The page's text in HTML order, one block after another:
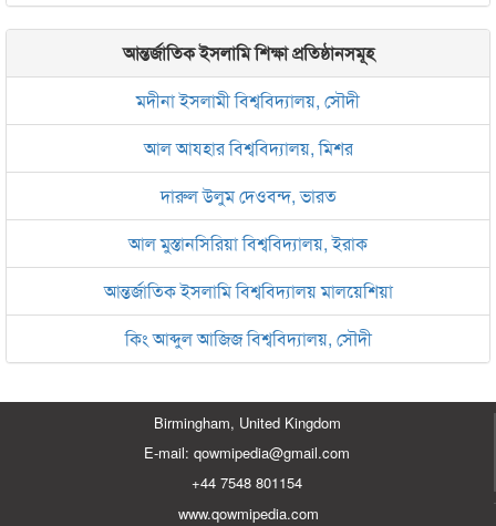
আন্তর্জাতিক ইসলামি শিক্ষা প্রতিষ্ঠানসমূহ
মদীনা ইসলামী বিশ্ববিদ্যালয়, সৌদী
আল আযহার বিশ্ববিদ্যালয়, মিশর
দারুল উলুম দেওবন্দ, ভারত
আল মুস্তানসিরিয়া বিশ্ববিদ্যালয়, ইরাক
আন্তর্জাতিক ইসলামি বিশ্ববিদ্যালয় মালয়েশিয়া
কিং আব্দুল আজিজ বিশ্ববিদ্যালয়, সৌদী
Birmingham, United Kingdom
E-mail: qowmipedia@gmail.com
+44 7548 801154
www.qowmipedia.com